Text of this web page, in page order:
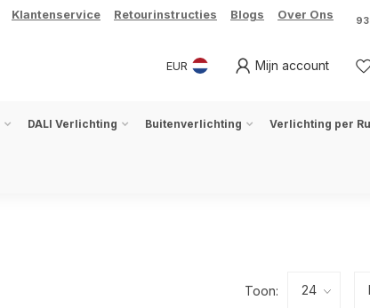
Klantenservice Retourinstructies Blogs Over Ons
EUR Mijn account
DALI Verlichting Buitenverlichting Verlichting per
Toon: